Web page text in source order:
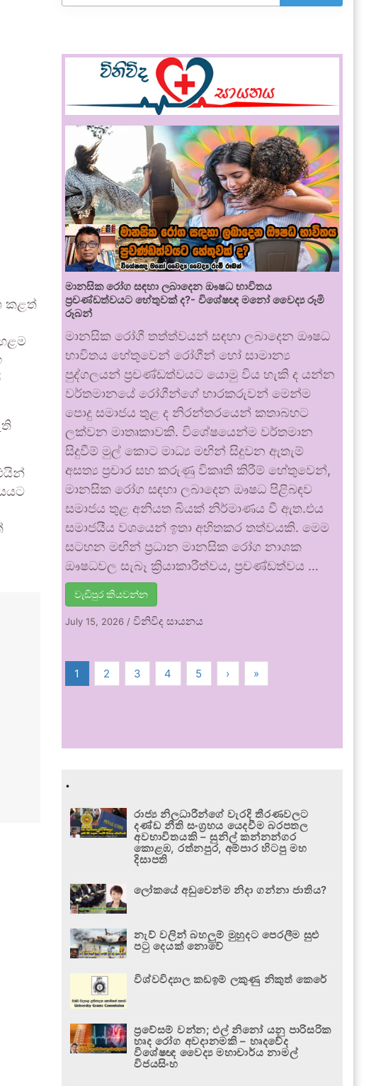
කළත්
මානසික රෝග සඳහා ලබාදෙන ඖෂධ භාවිතය
ප්‍රචණ්ඩත්වයට හේතුවක් ද?- විශේෂඥ මනෝ වෛද්‍ය රූමි
රූබන්
මානසික රෝගී තත්ත්වයන් සඳහා ලබාදෙන ඖෂධ
භාවිතය හේතුවෙන් රෝගීන් හෝ සාමාන්‍ය
පුද්ගලයන් ප්‍රචණ්ඩත්වයට යොමු විය හැකි ද යන්න
වර්තමානයේ රෝගීන්ගේ භාරකරුවන් මෙන්ම
පොදු සමාජය තුළ ද නිරන්තරයෙන් කතාබහට
ලක්වන මාතෘකාවකි. විශේෂයෙන්ම වර්තමාන
සිදුවීම් මුල් කොට මාධ්‍ය මඟින් සිදුවන ඇතැම්
අසත්‍ය ප්‍රචාර සහ කරුණු විකෘති කිරීම් හේතුවෙන්,
මානසික රෝග සඳහා ලබාදෙන ඖෂධ පිළිබඳව
සමාජය තුළ අනියත බියක් නිර්මාණය වී ඇත.එය
සමාජයීය වශයෙන් ඉතා අහිතකර තත්වයකි. මෙම
සටහන මඟින් ප්‍රධාන මානසික රෝග නාශක
ඖෂධවල සැබෑ ක්‍රියාකාරීත්වය, ප්‍රචණ්ඩත්වය …
වැඩිපුර කියවන්න
July 15, 2026 /විනිවිද සායනය
1 2 3 4 5 › »
.
රාජ්‍ය නිලධාරීන්ගේ වැරදි තීරණවලට
දණ්ඩ නීති සංග්‍රහය යෙදවීම බරපතල
අවභාවිතයකි – සුනිල් කන්නන්ගර
කොළඹ, රත්නපුර, අම්පාර හිටපු මහ
දිසාපති
ලෝකයේ අඩුවෙන්ම නිදා ගන්නා ජාතිය?
නැව් වලින් බහලුම් මුහුදට පෙරලීම සුළු
පටු දෙයක් නොවේ
විශ්වවිද්‍යාල කඩඉම් ලකුණු නිකුත් කෙරේ
ප්‍රවේසම් වන්න; එල් නිනෝ යනු පාරිසරික
හෘද රෝග අවදානමකි – හෘදවේද
විශේෂඥ වෛද්‍ය මහාචාර්ය නාමල්
විජයසිංහ